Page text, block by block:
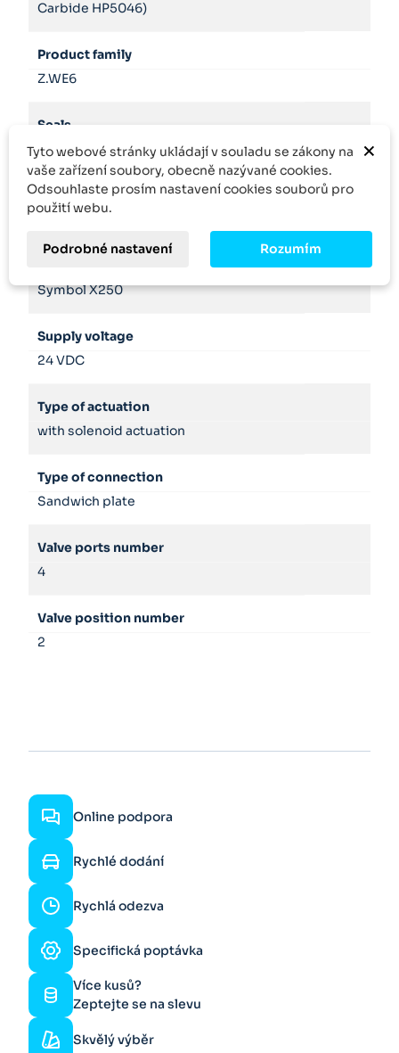
Carbide HP5046)
Product family
Z.WE6
Seals
NBR
Size
Symbol X250
Supply voltage
24 VDC
Type of actuation
with solenoid actuation
Type of connection
Sandwich plate
Valve ports number
4
Valve position number
2
Online podpora
Rychlé dodání
Rychlá odezva
Specifická poptávka
Více kusů?
Zeptejte se na slevu
Skvělý výběr
×
Tyto webové stránky ukládají v souladu se zákony na
vaše zařízení soubory, obecně nazývané cookies.
Odsouhlaste prosím nastavení cookies souborů pro
použití webu.
Podrobné nastavení Rozumím